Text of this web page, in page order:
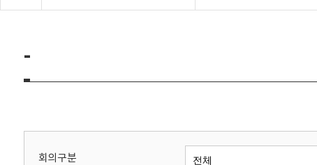
보
위
회
-
회의구분